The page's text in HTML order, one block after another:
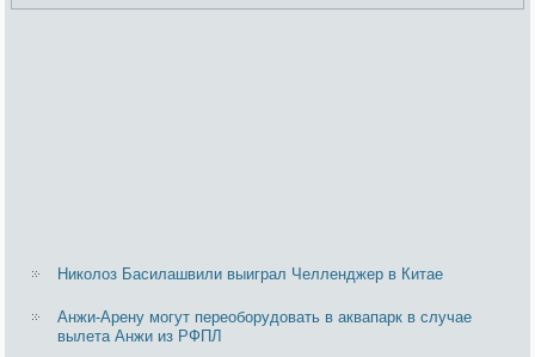
Николоз Басилашвили выиграл Челленджер в Китае
Анжи-Арену могут переоборудовать в аквапарк в случае
вылета Анжи из РФПЛ